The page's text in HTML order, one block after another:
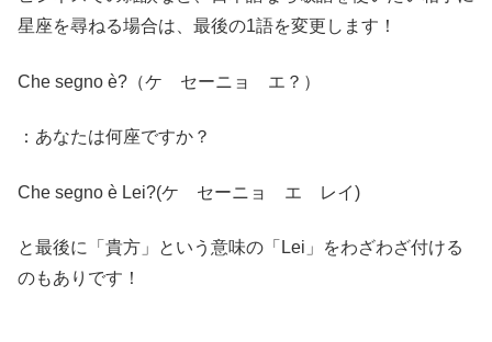
星座を尋ねる場合は、最後の1語を変更します！
Che segno è?（ケ セーニョ エ？）
：あなたは何座ですか？
Che segno è Lei?(ケ セーニョ エ レイ)
と最後に「貴方」という意味の「Lei」をわざわざ付ける
のもありです！